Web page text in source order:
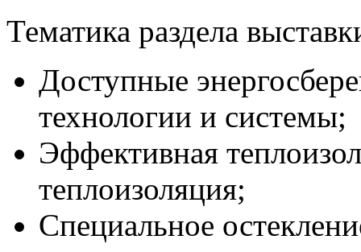
Тематика раздела
Доступные
технологии и системы;
Эффективная
теплоизоляция;
Специальное